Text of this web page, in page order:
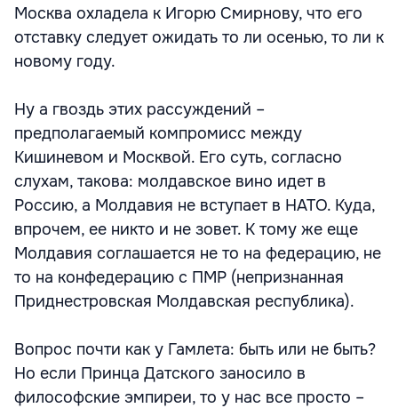
Москва охладела к Игорю Смирнову, что его
отставку следует ожидать то ли осенью, то ли к
новому году.
Ну а гвоздь этих рассуждений –
предполагаемый компромисс между
Кишиневом и Москвой. Его суть, согласно
слухам, такова: молдавское вино идет в
Россию, а Молдавия не вступает в НАТО. Куда,
впрочем, ее никто и не зовет. К тому же еще
Молдавия соглашается не то на федерацию, не
то на конфедерацию с ПМР (непризнанная
Приднестровская Молдавская республика).
Вопрос почти как у Гамлета: быть или не быть?
Но если Принца Датского заносило в
философские эмпиреи, то у нас все просто –